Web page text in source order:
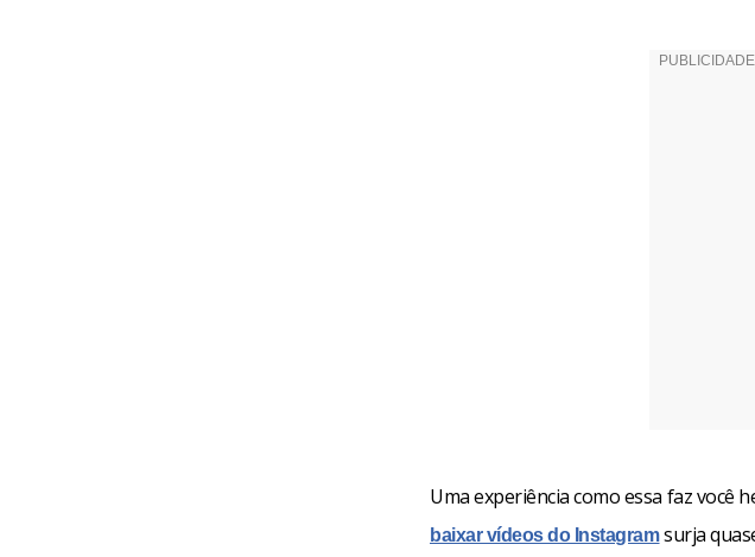
Uma experiência como essa faz você
baixar vídeos do Instagramsurja